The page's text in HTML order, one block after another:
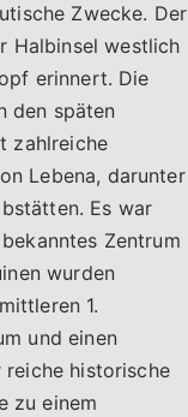
Zwecke. Der
Halbinsel westlich
erinnert. Die
den späten
zahlreiche
Lebena, darunter
Es war
Zentrum
wurden
1.
und einen
historische
zu einem